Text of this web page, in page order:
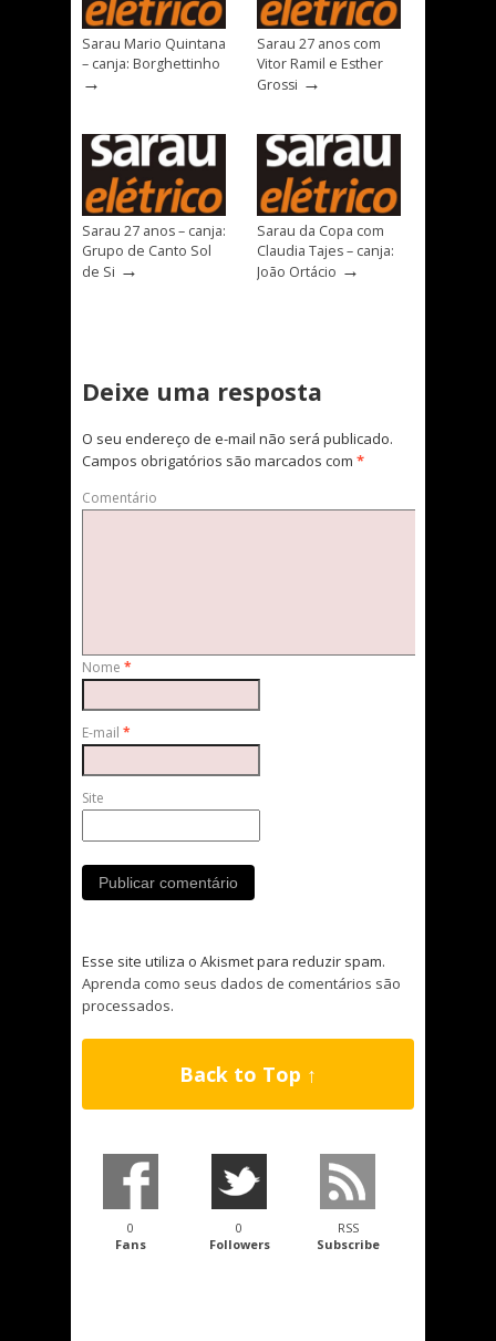
Sarau Mario Quintana
– canja: Borghettinho
→
Sarau 27 anos com
Vitor Ramil e Esther
Grossi →
Sarau 27 anos – canja:
Grupo de Canto Sol
de Si →
Sarau da Copa com
Claudia Tajes – canja:
João Ortácio →
Deixe uma resposta
O seu endereço de e-mail não será publicado.
Campos obrigatórios são marcados com *
Comentário
Nome *
E-mail *
Site
Esse site utiliza o Akismet para reduzir spam.
Aprenda como seus dados de comentários são
processados.
Back to Top ↑
0
Fans
0
Followers
RSS
Subscribe